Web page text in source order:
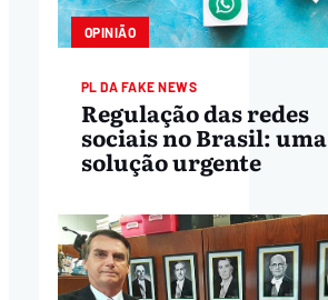
OPINIÃO
PL DA FAKE NEWS
Regulação das redes
sociais no Brasil: uma
solução urgente